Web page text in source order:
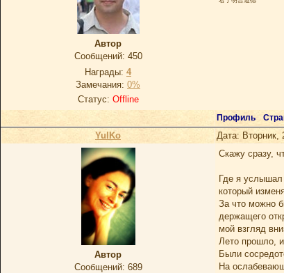
Автор
Сообщений: 450
Награды: 4
Замечания: 0%
Статус: Offline
Профиль
YulKo Дата: Вторник,
Автор
Сообщений: 689
Скажу сразу,
Где я услышал
который
За что можно
держащего
мой взгляд
Лето прошло,
Были
На